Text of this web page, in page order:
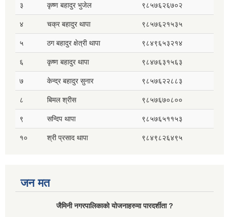
३ कृष्ण बहादुर भुजेल ९८५७६२६७०२
४ चक्र बहादुर थापा ९८५७६२१५३५
५ ठग बहादुर क्षेत्री थापा ९८४९६५३२१४
६ कृष्ण बहादुर थापा ९८४७६३१५६३
७ केन्द्र बहादुर सुनार ९८५७६२२८८३
८ बिमल श्रीस ९८५७६७०८००
९ सन्दिप थापा ९८५७६५११५३
१० श्री प्रसाद थापा ९८४९८२६४९५
जन मत
जैमिनी नगरपालिकाको योजनाहरुमा पारदर्शीता ?